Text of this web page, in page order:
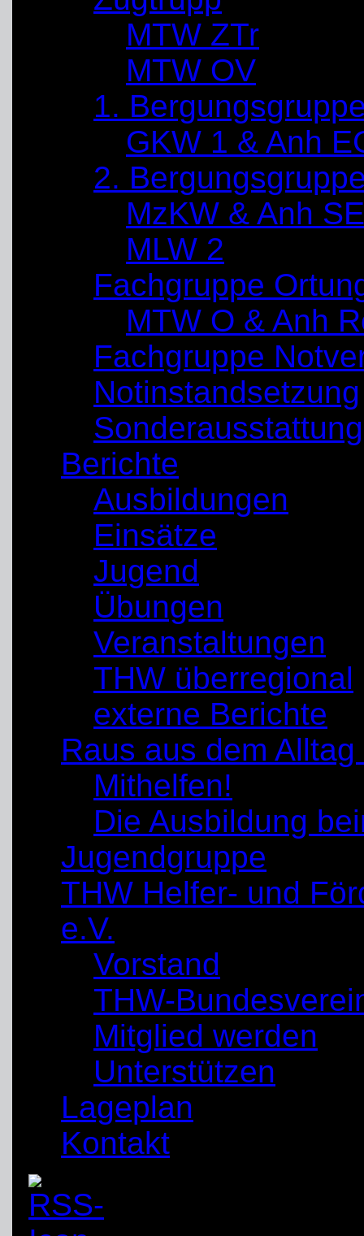
MTW ZTr
MTW OV
1.
GKW 1 & Anh
2.
MzKW & Anh
MLW 2
Fachgruppe
MTW O & Anh
Fachgruppe
Notinstandsetzung
Sonderausstattung
Berichte
Ausbildungen
Einsätze
Jugend
Übungen
Veranstaltungen
THW überregional
externe Berichte
Raus aus dem
Mithelfen!
Die Ausbildung
Jugendgruppe
THW Helfer- und
e.V.
Vorstand
THW-
Mitglied werden
Unterstützen
Lageplan
Kontakt